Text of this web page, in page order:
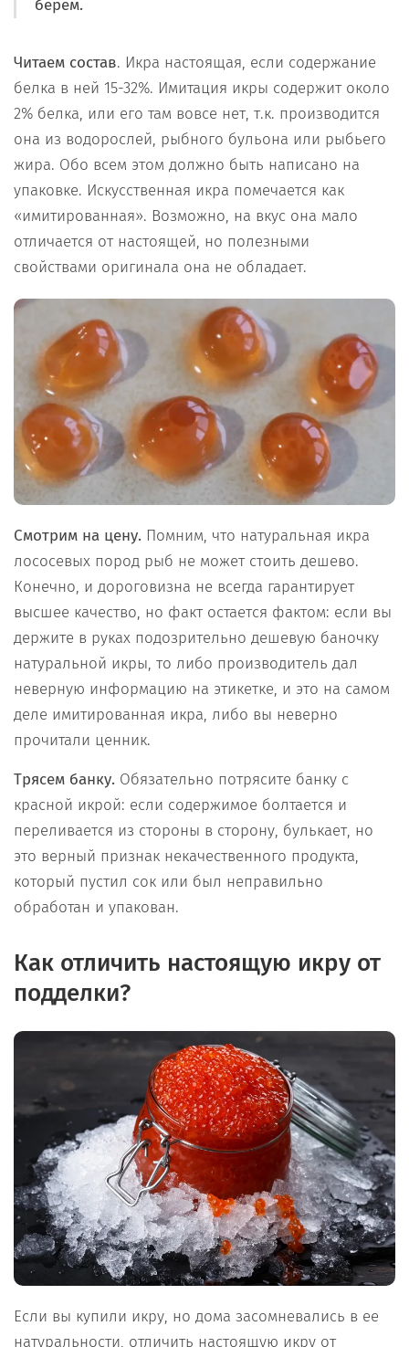
берем.
Читаем состав. Икра настоящая, если содержание
белка в ней 15-32%. Имитация икры содержит около
2% белка, или его там вовсе нет, т.к. производится
она из водорослей, рыбного бульона или рыбьего
жира. Обо всем этом должно быть написано на
упаковке. Искусственная икра помечается как
«имитированная». Возможно, на вкус она мало
отличается от настоящей, но полезными
свойствами оригинала она не обладает.
Смотрим на цену. Помним, что натуральная икра
лососевых пород рыб не может стоить дешево.
Конечно, и дороговизна не всегда гарантирует
высшее качество, но факт остается фактом: если вы
держите в руках подозрительно дешевую баночку
натуральной икры, то либо производитель дал
неверную информацию на этикетке, и это на самом
деле имитированная икра, либо вы неверно
прочитали ценник.
Трясем банку. Обязательно потрясите банку с
красной икрой: если содержимое болтается и
переливается из стороны в сторону, булькает, но
это верный признак некачественного продукта,
который пустил сок или был неправильно
обработан и упакован.
Как отличить настоящую икру от
подделки?
Если вы купили икру, но дома засомневались в ее
натуральности, отличить настоящую икру от